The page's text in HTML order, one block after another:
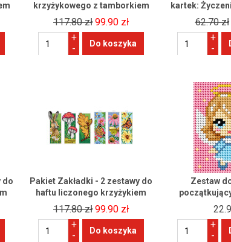
krzyżykowego z tamborkiem
117.80 zł 99.90 zł
+
-
kartek:
62.70 zł
+
-
do
Pakiet Zakładki - 2 zestawy do
haftu liczonego krzyżykiem
117.80 zł 99.90 zł
+
-
Zestaw
+
-